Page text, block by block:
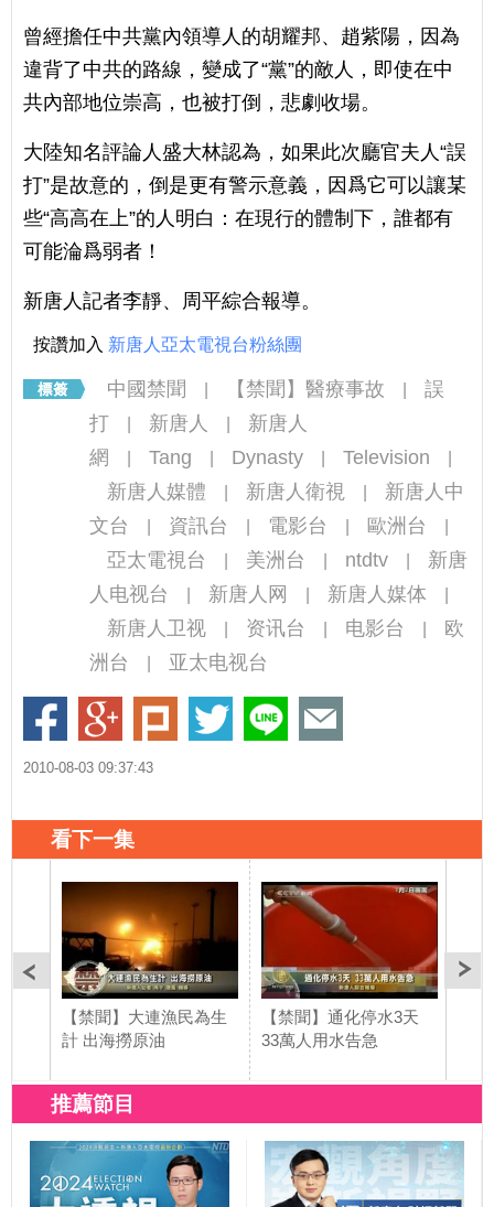
曾經擔任中共黨內領導人的胡耀邦、趙紫陽，因為
違背了中共的路線，變成了“黨”的敵人，即使在中
共內部地位崇高，也被打倒，悲劇收場。
大陸知名評論人盛大林認為，如果此次廳官夫人“誤
打”是故意的，倒是更有警示意義，因爲它可以讓某
些“高高在上”的人明白：在現行的體制下，誰都有
可能淪爲弱者！
新唐人記者李靜、周平綜合報導。
按讚加入 新唐人亞太電視台粉絲團
中國禁聞 【禁聞】醫療事故
誤
打
新唐人
新唐人
網
Tang Dynasty Television
新唐人媒體 新唐人衛視
新唐人中
文台
資訊台 電影台 歐洲台
亞太電視台 美洲台 ntdtv
新唐
人电视台
新唐人网 新唐人媒体
新唐人卫视 资讯台 电影台
欧
洲台
亚太电视台
2010-08-03 09:37:43
看下一集
【禁聞】大連漁民為生
計 出海撈原油
【禁聞】通化停水3天
33萬人用水告急
推薦節目